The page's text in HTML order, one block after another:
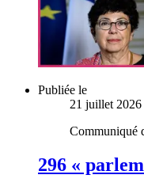
Publiée le
21 juillet 2026
Communiqué
296 «